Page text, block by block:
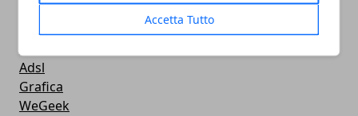
Accetta Tutto
Cellulari
Download
Adsl
Grafica
WeGeek